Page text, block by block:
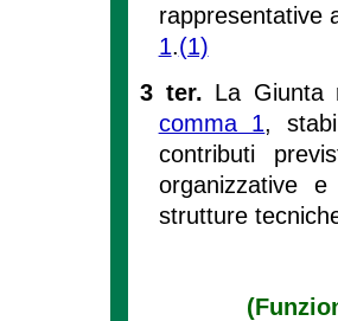
rappresentative
1.(1)
3 ter. La Giunta
comma 1,
contributi
organizzative
strutture